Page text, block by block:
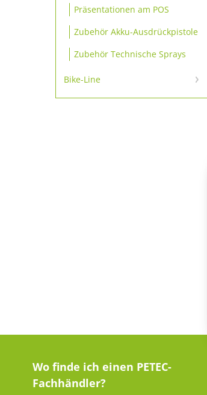
Präsentationen am POS
Zubehör Akku-Ausdrückpistole
Zubehör Technische Sprays
Bike-Line
Bike-Line
Wo finde ich einen PETEC-
Fachhändler?